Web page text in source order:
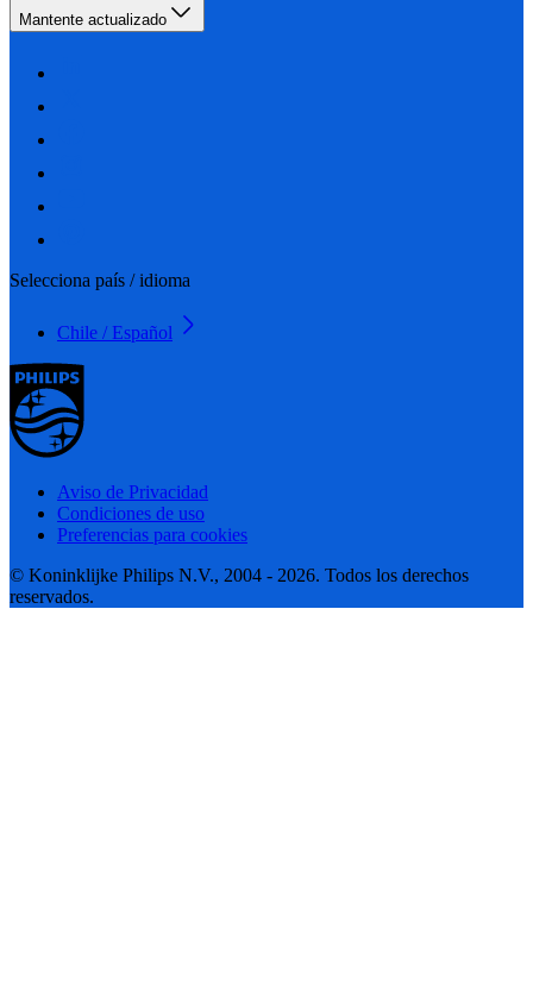
Mantente actualizado
Selecciona país / idioma
Chile / Español
Aviso de Privacidad
Condiciones de uso
Preferencias para cookies
© Koninklijke Philips N.V., 2004 - 2026. Todos los derechos
reservados.